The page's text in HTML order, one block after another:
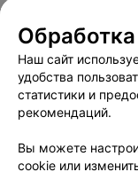
Вакансии
Публичный
Наш сайт
удобства
статистики и
рекомендаций.
Вы можете
cookie или